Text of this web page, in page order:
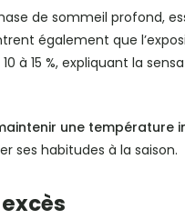
de sommeil profond,
également que
à 15 %, expliquant la
une température
ses habitudes à la saison.